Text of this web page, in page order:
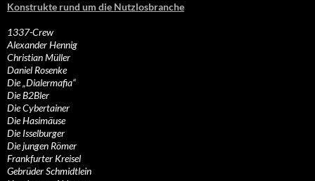
Konstrukte rund um die Nutzlosbranche
1337-Crew
Alexander Hennig
Christian Müller
Daniel Rosenke
Die „Dialermafia“
Die B2Bler
Die Cybertainer
Die Hasimäuse
Die Isselburger
Die jungen Römer
Frankfurter Kreisel
Gebrüder Schmidtlein